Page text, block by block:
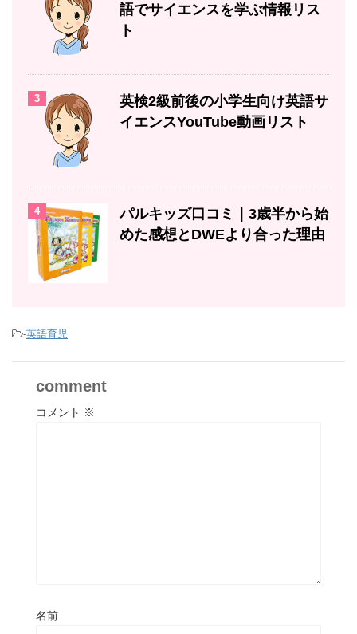
語でサイエンスを学ぶ情報リス
ト
3
英検2級前後の小学生向け英語サ
イエンスYouTube動画リスト
4
パルキッズ口コミ｜3歳半から始
めた感想とDWEより合った理由
-英語育児
comment
コメント ※
名前